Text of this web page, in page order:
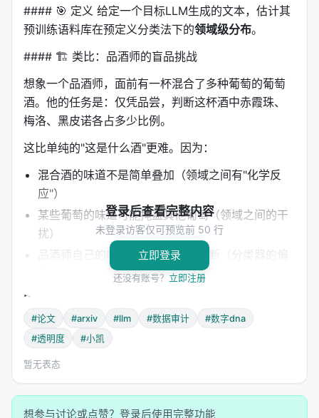
#### 🎯 定义 给定一个目标LLM生成的文本，估计其
预训练语料库在预定义分类法下的领域级分布。
#### 🏗️ 类比：品酒师的盲品挑战
想象一个品酒师，面前有一杯混合了多种葡萄的葡萄
酒。他的任务是：仅凭品尝，判断这杯酒中赤霞珠、
梅洛、黑皮诺各占多少比例。
这比单纯的"这是什么酒"更难。因为：
混合酒的味道不是简单叠加（领域之间有"化学反
应"）
某些葡萄的味道可能掩盖其他葡萄（领域之间的干
扰）
品酒师自己的味觉偏好可能影响判断（分类器的偏
DMS面临的挑战类似：模型的输出不是训练数据的简
单复制，而是经过深度压缩和重组的"蒸馏物"。
---
登录后查看完整内容
未登录访客仅可预览前 50 行
立即登录
还没有账号？ 立即注册
#论文 #arxiv #llm #数据审计
#数字dna
#透明度
#小凯
暂无表态
想参与讨论或点赞？登录后使用完整功能